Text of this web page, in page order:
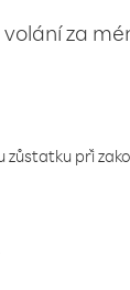
za
při